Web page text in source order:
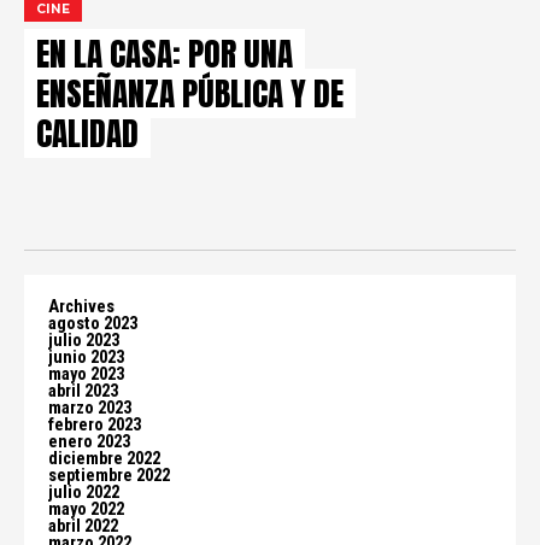
CINE
EN LA CASA: POR UNA
ENSEÑANZA PÚBLICA Y DE
CALIDAD
Archives
agosto 2023
julio 2023
junio 2023
mayo 2023
abril 2023
marzo 2023
febrero 2023
enero 2023
diciembre 2022
septiembre 2022
julio 2022
mayo 2022
abril 2022